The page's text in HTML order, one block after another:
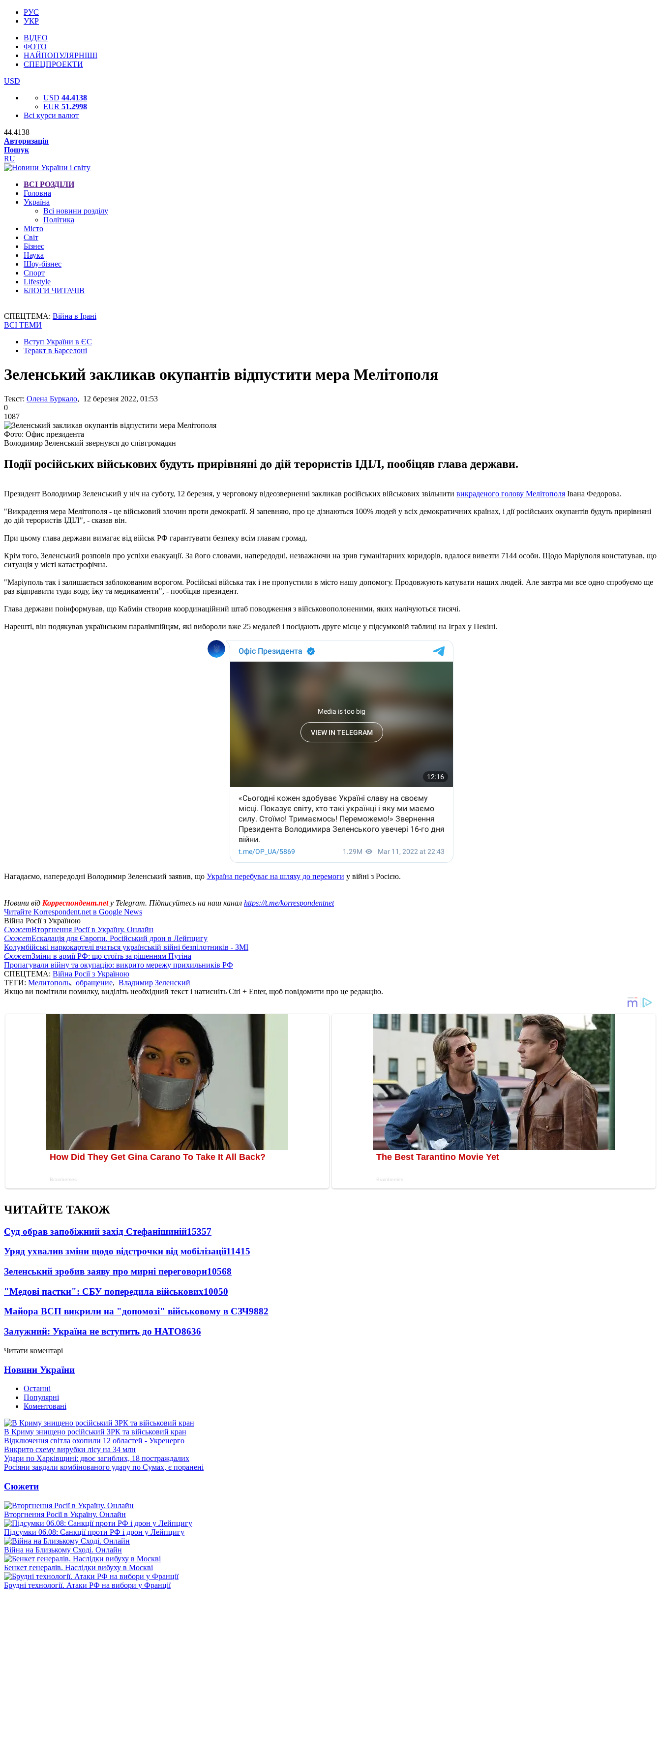
РУС
УКР
ВІДЕО
ФОТО
НАЙПОПУЛЯРНІШІ
СПЕЦПРОЕКТИ
USD
USD 44.4138
EUR 51.2998
Всі курси валют
44.4138
Авторизація
Пошук
RU
ВСІ РОЗДІЛИ
Головна
Україна
Всі новини розділу
Політика
Місто
Світ
Бізнес
Наука
Шоу-бізнес
Спорт
Lifestyle
БЛОГИ ЧИТАЧІВ
СПЕЦТЕМА: Війна в Ірані
ВСІ ТЕМИ
Вступ України в ЄС
Теракт в Барселоні
Зеленський закликав окупантів відпустити мера Мелітополя
Текст: Олена Буркало, 12 березня 2022, 01:53
0
1087
Фото: Офис президента
Володимир Зеленський звернувся до співгромадян
Події російських військових будуть прирівняні до дій терористів ІДІЛ, пообіцяв глава держави.
Президент Володимир Зеленський у ніч на суботу, 12 березня, у черговому відеозверненні закликав російських військових звільнити викраденого голову Мелітополя Івана Федорова.
"Викрадення мера Мелітополя - це військовий злочин проти демократії. Я запевняю, про це дізнаються 100% людей у ​​всіх демократичних країнах, і дії російських окупантів будуть прирівняні
до дій терористів ІДІЛ", - сказав він.
При цьому глава держави вимагає від військ РФ гарантувати безпеку всім главам громад.
Крім того, Зеленський розповів про успіхи евакуації. За його словами, напередодні, незважаючи на зрив гуманітарних коридорів, вдалося вивезти 7144 особи. Щодо Маріуполя констатував, що
ситуація у місті катастрофічна.
"Маріуполь так і залишається заблокованим ворогом. Російські війська так і не пропустили в місто нашу допомогу. Продовжують катувати наших людей. Але завтра ми все одно спробуємо ще
раз відправити туди воду, їжу та медикаменти", - пообіцяв президент.
Глава держави поінформував, що Кабмін створив координаційний штаб поводження з військовополоненими, яких налічуються тисячі.
Нарешті, він подякував українським паралімпійцям, які вибороли вже 25 медалей і посідають друге місце у підсумковій таблиці на Іграх у Пекіні.
Нагадаємо, напередодні Володимир Зеленський заявив, що Україна перебуває на шляху до перемоги у війні з Росією.
Новини від Корреспондент.netу Telegram. Підписуйтесь на наш канал https://t.me/korrespondentnet
Читайте Korrespondent.net в Google News
Війна Росії з Україною
СюжетВторгнення Росії в Україну. Онлайн
СюжетЕскалація для Європи. Російський дрон в Лейпцигу
Колумбійські наркокартелі вчаться українській війні безпілотників - ЗМІ
СюжетЗміни в армії РФ: що стоїть за рішенням Путіна
Пропагували війну та окупацію: викрито мережу прихильників РФ
СПЕЦТЕМА: Війна Росії з Україною
ТЕГИ: Мелитополь, обращение, Владимир Зеленский
Якщо ви помітили помилку, виділіть необхідний текст і натисніть Ctrl + Enter, щоб повідомити про це редакцію.
ЧИТАЙТЕ ТАКОЖ
Суд обрав запобіжний захід Стефанішиній15357
Уряд ухвалив зміни щодо відстрочки від мобілізації11415
Зеленський зробив заяву про мирні переговори10568
"Медові пастки": СБУ попередила військових10050
Майора ВСП викрили на "допомозі" військовому в СЗЧ9882
Залужний: Україна не вступить до НАТО8636
Читати коментарі
Новини України
Останні
Популярні
Коментовані
В Криму знищено російський ЗРК та військовий кран
Відключення світла охопили 12 областей - Укренерго
Викрито схему вирубки лісу на 34 млн
Удари по Харківщині: двоє загиблих, 18 постраждалих
Росіяни завдали комбінованого удару по Сумах, є поранені
Сюжети
Вторгнення Росії в Україну. Онлайн
Підсумки 06.08: Санкції проти РФ і дрон у Лейпцигу
Війна на Близькому Сході. Онлайн
Бенкет генералів. Наслідки вибуху в Москві
Брудні технології. Атаки РФ на вибори у Франції